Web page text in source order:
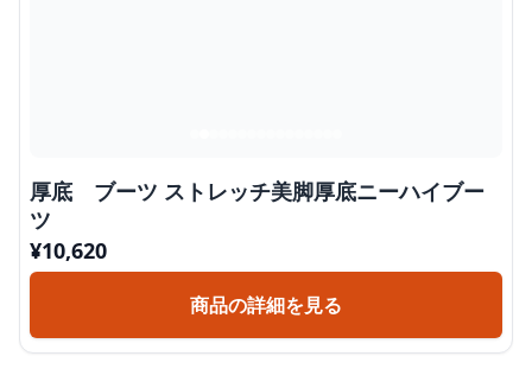
厚底 ブーツ ストレッチ美脚厚底ニーハイブー
ツ
¥10,620
商品の詳細を見る